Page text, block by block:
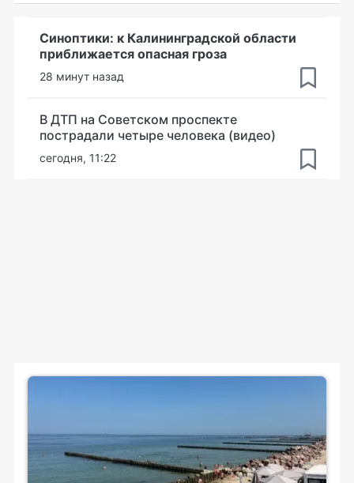
Синоптики: к Калининградской области
приближается опасная гроза
28 минут назад
В ДТП на Советском проспекте
пострадали четыре человека (видео)
сегодня, 11:22